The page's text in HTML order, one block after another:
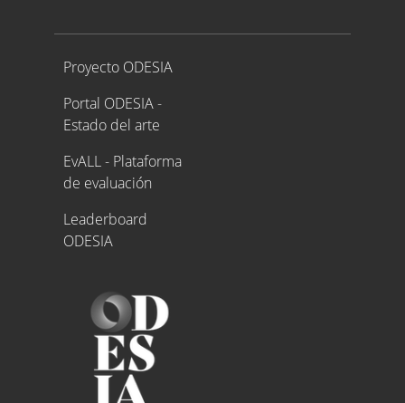
Proyecto ODESIA
Proyecto ODESIA
Portal ODESIA -
Estado del arte
EvALL - Plataforma
de evaluación
Leaderboard
ODESIA